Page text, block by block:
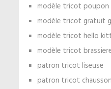
modèle tricot poupon
modèle tricot gratuit
modèle tricot hello
modèle tricot
patron tricot liseuse
patron tricot